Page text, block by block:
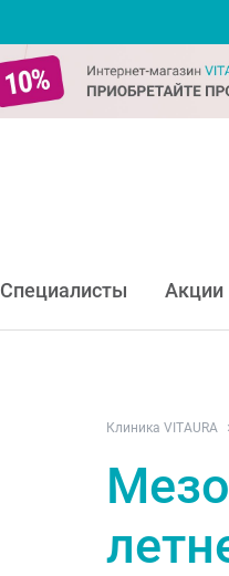
Специалисты Акции
Клиника VITAURA